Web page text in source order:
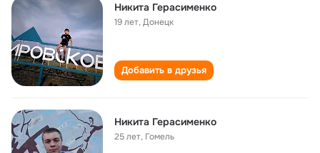
Никита Герасименко
19 лет,Донецк
Добавить в друзья
Никита Герасименко
25 лет, Гомель